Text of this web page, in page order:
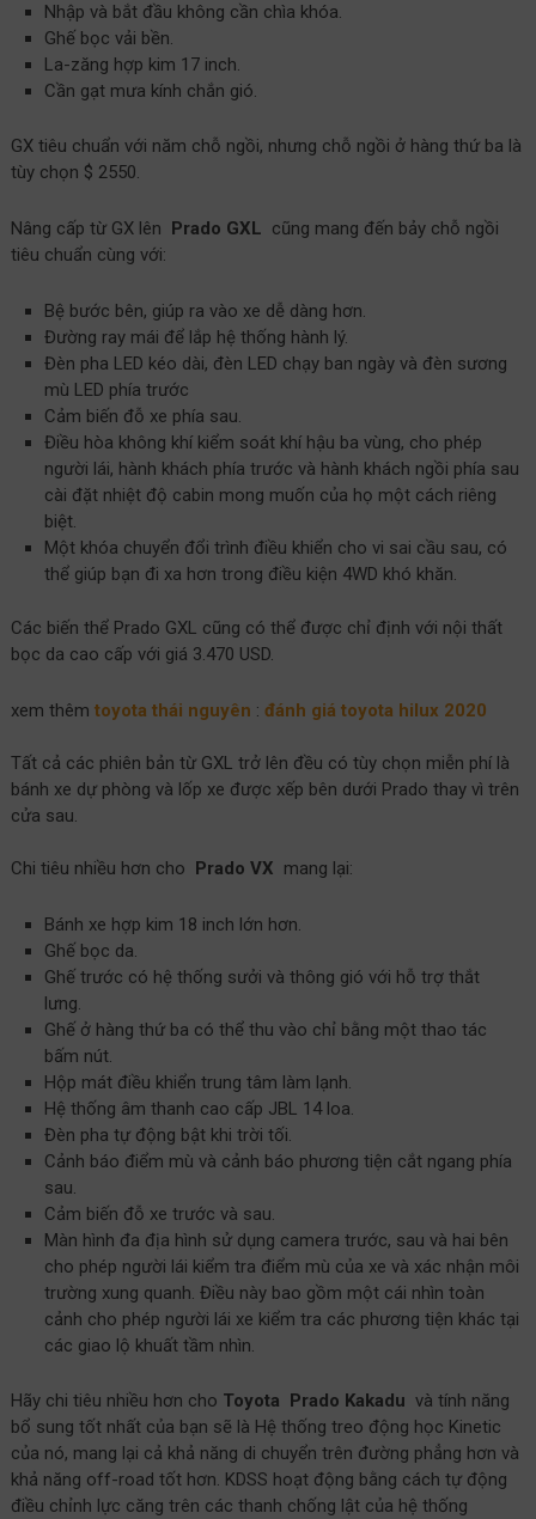
Nhập và bắt đầu không cần chìa khóa.
Ghế bọc vải bền.
La-zăng hợp kim 17 inch.
Cần gạt mưa kính chắn gió.
GX tiêu chuẩn với năm chỗ ngồi, nhưng chỗ ngồi ở hàng thứ ba là
tùy chọn $ 2550.
Nâng cấp từ GX lên Prado GXL cũng mang đến bảy chỗ ngồi
tiêu chuẩn cùng với:
Bệ bước bên, giúp ra vào xe dễ dàng hơn.
Đường ray mái để lắp hệ thống hành lý.
Đèn pha LED kéo dài, đèn LED chạy ban ngày và đèn sương
mù LED phía trước
Cảm biến đỗ xe phía sau.
Điều hòa không khí kiểm soát khí hậu ba vùng, cho phép
người lái, hành khách phía trước và hành khách ngồi phía sau
cài đặt nhiệt độ cabin mong muốn của họ một cách riêng
biệt.
Một khóa chuyển đổi trình điều khiển cho vi sai cầu sau, có
thể giúp bạn đi xa hơn trong điều kiện 4WD khó khăn.
Các biến thể Prado GXL cũng có thể được chỉ định với nội thất
bọc da cao cấp với giá 3.470 USD.
xem thêm toyota thái nguyên : đánh giá toyota hilux 2020
Tất cả các phiên bản từ GXL trở lên đều có tùy chọn miễn phí là
bánh xe dự phòng và lốp xe được xếp bên dưới Prado thay vì trên
cửa sau.
Chi tiêu nhiều hơn cho Prado VX mang lại:
Bánh xe hợp kim 18 inch lớn hơn.
Ghế bọc da.
Ghế trước có hệ thống sưởi và thông gió với hỗ trợ thắt
lưng.
Ghế ở hàng thứ ba có thể thu vào chỉ bằng một thao tác
bấm nút.
Hộp mát điều khiển trung tâm làm lạnh.
Hệ thống âm thanh cao cấp JBL 14 loa.
Đèn pha tự động bật khi trời tối.
Cảnh báo điểm mù và cảnh báo phương tiện cắt ngang phía
sau.
Cảm biến đỗ xe trước và sau.
Màn hình đa địa hình sử dụng camera trước, sau và hai bên
cho phép người lái kiểm tra điểm mù của xe và xác nhận môi
trường xung quanh. Điều này bao gồm một cái nhìn toàn
cảnh cho phép người lái xe kiểm tra các phương tiện khác tại
các giao lộ khuất tầm nhìn.
Hãy chi tiêu nhiều hơn cho Toyota Prado Kakadu và tính năng
bổ sung tốt nhất của bạn sẽ là Hệ thống treo động học Kinetic
của nó, mang lại cả khả năng di chuyển trên đường phẳng hơn và
khả năng off-road tốt hơn. KDSS hoạt động bằng cách tự động
điều chỉnh lực căng trên các thanh chống lật của hệ thống